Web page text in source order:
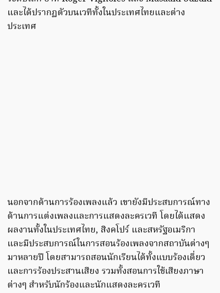
และได้ปรากฏตัวบนเวทีทั้งในประเทศไทยและต่าง
ประเทศ
นอกจากด้านการร้องเพลงแล้ว เขายังมีประสบการณ์ทาง
ด้านการแต่งเพลงและการแสดงละครเวที โดยได้แสดง
ผลงานทั้งในประเทศไทย, สิงคโปร์ และสหรัฐอเมริกา
และมีประสบการณ์ในการสอนร้องเพลงจากสถาบันต่างๆ
มาหลายปี โดยสามารถสอนนักเรียนได้ทั้งแบบร้องเดี่ยว
และการร้องประสานเสียง รวมทั้งสอนการใช้เสียงภาษา
ต่างๆ สำหรับนักร้องและนักแสดงละครเวที